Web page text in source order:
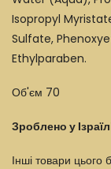
Isopropyl
Sulfate,
Ethylparaben.
Об'єм 70
Зроблено у
Інші товари цього